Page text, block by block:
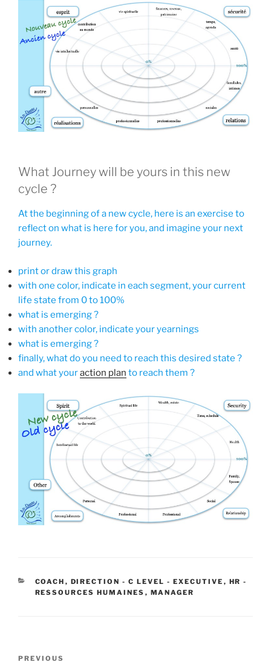
What Journey will be yours in this new
cycle ?
At the beginning of a new cycle, here is an exercise to
reflect on what is here for you, and imagine your next
journey.
print or draw this graph
with one color, indicate in each segment, your current
life state from 0 to 100%
what is emerging ?
with another color, indicate your yearnings
what is emerging ?
finally, what do you need to reach this desired state ?
and what youraction plan to reach them ?
CATEGORIES
COACH , DIRECTION - C LEVEL - EXECUTIVE , HR -
RESSOURCES HUMAINES , MANAGER
Previous
PREVIOUS